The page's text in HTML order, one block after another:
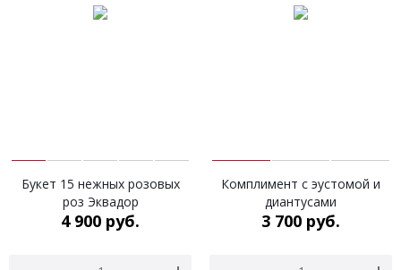
Букет 15 нежных розовых
роз Эквадор
4 900 руб.
Комплимент с эустомой и
диантусами
3 700 руб.